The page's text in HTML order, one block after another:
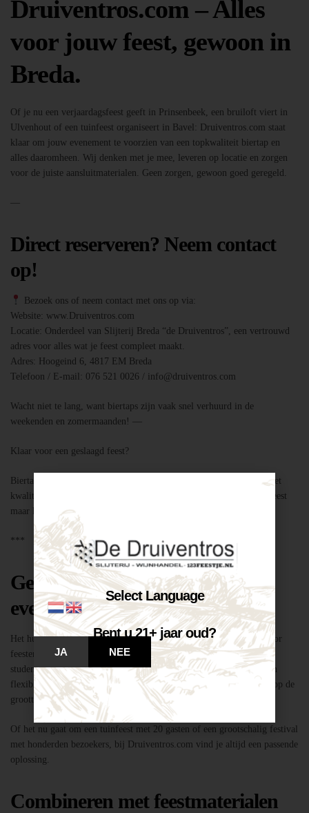
Druiventros.com – Alles
voor jouw feest, gewoon in
Breda.
Of je nu een verjaardagsfeest geeft in Prinsenbeek, een bruiloft viert in
Ulvenhout of een tuinfeest organiseert in Bavel: Druiventros.com staat
klaar om jouw evenement te voorzien van een topkwaliteit biertap en
alles daaromheen. Wij denken met je mee, leveren op locatie en zorgen
voor de juiste aansluitmaterialen. Geen zorgen, gewoon goed geregeld.
—
Direct reserveren? Neem contact
op!
Bezoek ons of neem contact met ons op via:
Website: www.Druiventros.com
Locatie: Onderdeel van Slijterij Breda “de Druiventros”, een vertrouwd
adres voor alles wat je feest compleet maakt.
Adres: Hoogeind 6, 4817 EM Breda
Telefoon / E-mail: 076 521 0026 / info@druiventros.com
Wacht niet te lang, want biertaps zijn vaak snel verhuurd in de
weekenden en zomermaanden! —
Klaar voor een geslaagd feest?
Biertap huren locatie Breda – snel geregeld via Druiventros.com, met
kwaliteit en service van Slijterij Breda “de Druiventros”. Laat het feest
maar komen!
***
Geschikt voor elk type feest of
evenement
Het huren van een biertap in locatie Breda is niet alleen geschikt voor
feesten thuis, maar ook voor bedrijfsevenementen, buurtfeesten,
studentenfeestjes en verenigingsactiviteiten. Dankzij de mobiliteit en
flexibiliteit van onze tapinstallaties kunnen we moeiteloos inspelen op de
grootte en aard van elk evenement.
Of het nu gaat om een tuinfeest met 20 gasten of een grootschalig festival
met honderden bezoekers, bij Druiventros.com vind je altijd een passende
oplossing.
Combineren met feestmaterialen
Select Language
Bent u 21+ jaar oud?
JA NEE